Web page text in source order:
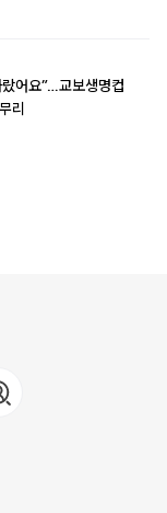
어요”…교보생명컵
리